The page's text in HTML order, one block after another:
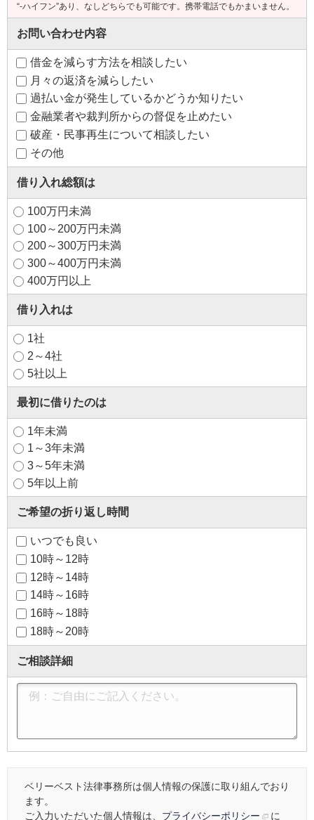
“-ハイフン”あり、なしどちらでも可能です。携帯電話でもかまいません。
お問い合わせ内容
借金を減らす方法を相談したい
月々の返済を減らしたい
過払い金が発生しているかどうか知りたい
金融業者や裁判所からの督促を止めたい
破産・民事再生について相談したい
その他
借り入れ総額は
100万円未満
100～200万円未満
200～300万円未満
300～400万円未満
400万円以上
借り入れは
1社
2～4社
5社以上
最初に借りたのは
1年未満
1～3年未満
3～5年未満
5年以上前
ご希望の折り返し時間
いつでも良い
10時～12時
12時～14時
14時～16時
16時～18時
18時～20時
ご相談詳細
ベリーベスト法律事務所は個人情報の保護に取り組んでおり
ます。
ご入力いただいた個人情報は、 プライバシーポリシー に